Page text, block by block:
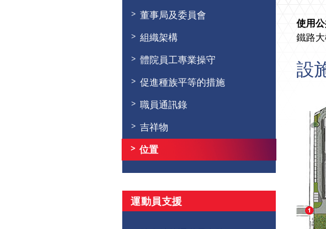
董事局及委員會
組織架構
體院員工專業操守
促進種族平等的措施
職員通訊錄
吉祥物
位置
運動員支援
使用
鐵路
設
正
門